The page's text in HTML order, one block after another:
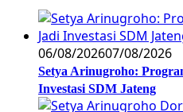
06/08/202607/08/2026
Setya Arinugroho:
Investasi SDM Jateng